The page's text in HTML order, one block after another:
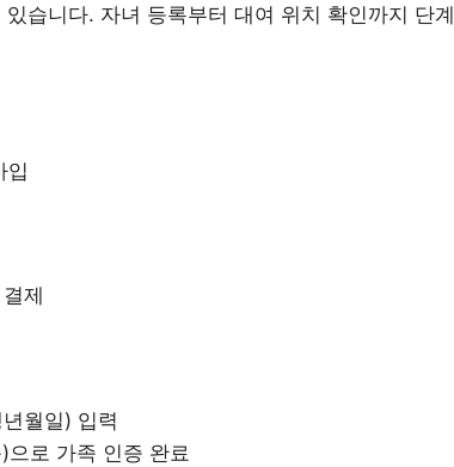
습니다. 자녀 등록부터 대여 위치 확인까지 단계
입
제
월일) 입력
로 가족 인증 완료